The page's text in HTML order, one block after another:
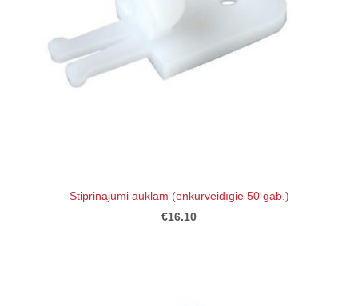
Stiprinājumi auklām (enkurveidīgie 50 gab.)
€16.10